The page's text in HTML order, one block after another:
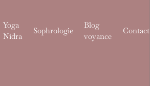
Yoga
Nidra
Sophrologie
Blog
voyance
Contact